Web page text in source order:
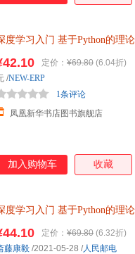
度学习入门 基于Python的理
定价： ¥69.80 (6.04折)
凤凰新华书店图书旗舰店
1条评论
/NEW-ERP
加入购物车 收藏
度学习入门 基于Python的理
发货 85%城市次日送达！
定价： ¥69.80 (6.32折)
藤康毅 /2021-05-28 /人民邮电